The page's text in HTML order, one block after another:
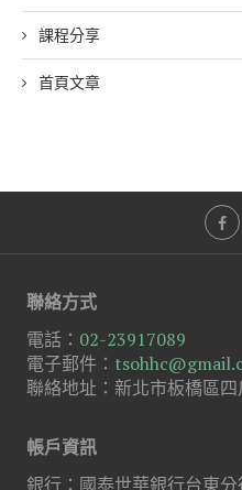
課程分享
首頁文章
聯絡方式
電話： 02-23917089
電子郵件：
聯絡地址：新北市板橋區
帳戶資訊
銀行：國泰世華銀行台東分